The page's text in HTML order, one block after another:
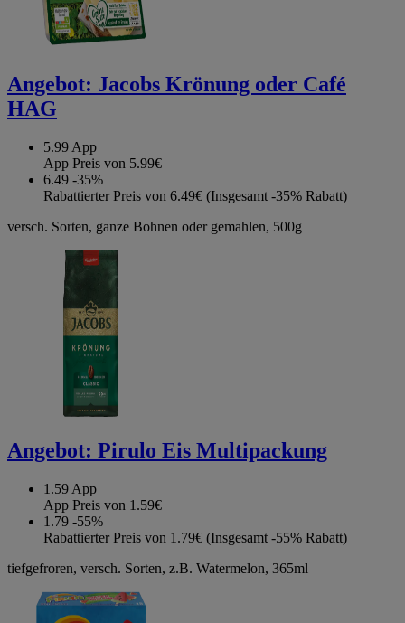
Angebot: Jacobs Krönung oder Café
HAG
5.99 App
App Preis von 5.99€
6.49 -35%
Rabattierter Preis von 6.49€ (Insgesamt -35% Rabatt)
versch. Sorten, ganze Bohnen oder gemahlen, 500g
Angebot: Pirulo Eis Multipackung
1.59 App
App Preis von 1.59€
1.79 -55%
Rabattierter Preis von 1.79€ (Insgesamt -55% Rabatt)
tiefgefroren, versch. Sorten, z.B. Watermelon, 365ml